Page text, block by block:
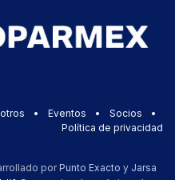
• Eventos • Socios
•
Política de privacidad
por Punto Exacto y Jarsa